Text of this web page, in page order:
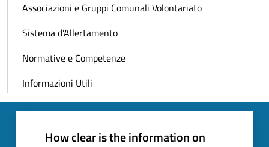
Associazioni e Gruppi Comunali Volontariato
Sistema d'Allertamento
Normative e Competenze
Informazioni Utili
How clear is the information on